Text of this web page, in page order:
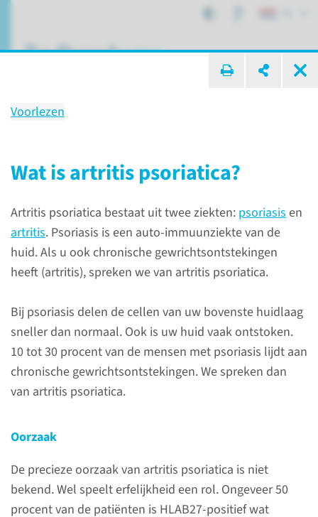
Voorlezen
Wat is artritis psoriatica?
Artritis psoriatica bestaat uit twee ziekten: psoriasisen
artritis. Psoriasis is een auto-immuunziekte van de
huid. Als u ook chronische gewrichtsontstekingen
heeft (artritis), spreken we van artritis psoriatica.
Bij psoriasis delen de cellen van uw bovenste huidlaag
sneller dan normaal. Ook is uw huid vaak ontstoken.
10 tot 30 procent van de mensen met psoriasis lijdt aan
chronische gewrichtsontstekingen. We spreken dan
van artritis psoriatica.
Oorzaak
De precieze oorzaak van artritis psoriatica is niet
bekend. Wel speelt erfelijkheid een rol. Ongeveer 50
procent van de patiënten is HLAB27-positief wat
Wat is artritis
psoriatica?
Artritis psoriatica bestaat uit
twee ziekten: psoriasis en
artritis. Psoriasis is een auto-
immuunziekte van de huid.
Artritis is een chronische